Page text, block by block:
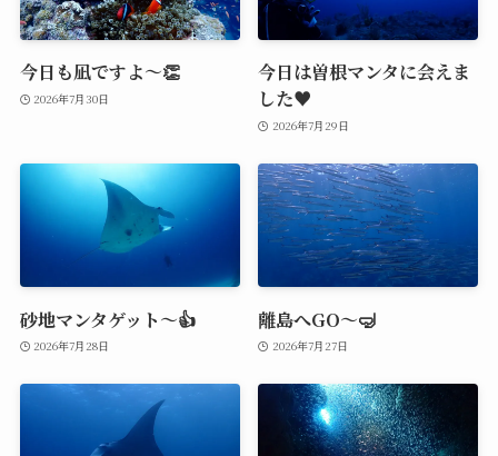
今日も凪ですよ～👏
2026年7月30日
今日は曽根マンタに会えま
した♥️
2026年7月29日
砂地マンタゲット～👍
2026年7月28日
離島へGO～🤿
2026年7月27日